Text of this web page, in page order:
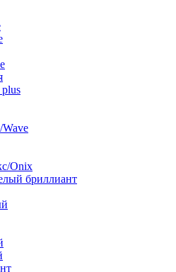
Onix
бриллиант